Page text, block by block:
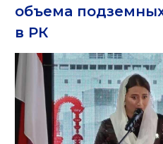
объема
в РК